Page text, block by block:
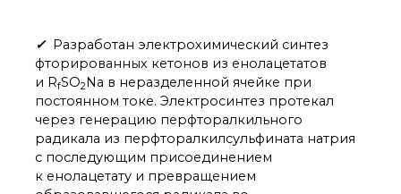
✓ Разработан электрохимический синтез
фторированных кетонов из енолацетатов
и RfSO2Na в неразделенной ячейке при
постоянном токе. Электросинтез протекал
через генерацию перфторалкильного
радикала из перфторалкилсульфината натрия
с последующим присоединением
к енолацетату и превращением